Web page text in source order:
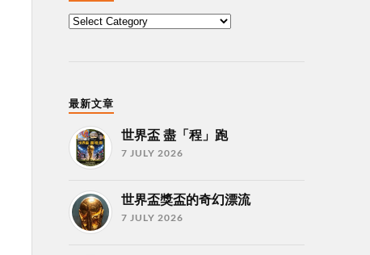
最新文章
世界盃 盡「程」跑
7 JULY 2026
世界盃獎盃的奇幻漂流
7 JULY 2026